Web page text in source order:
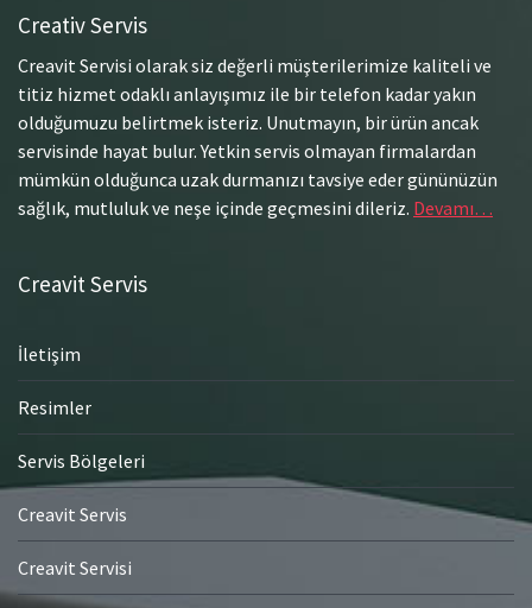
Creativ Servis
Creavit Servisi olarak siz değerli müşterilerimize kaliteli ve
titiz hizmet odaklı anlayışımız ile bir telefon kadar yakın
olduğumuzu belirtmek isteriz. Unutmayın, bir ürün ancak
servisinde hayat bulur. Yetkin servis olmayan firmalardan
mümkün olduğunca uzak durmanızı tavsiye eder gününüzün
sağlık, mutluluk ve neşe içinde geçmesini dileriz. Devamı…
Creavit Servis
İletişim
Resimler
Servis Bölgeleri
Creavit Servis
Creavit Servisi